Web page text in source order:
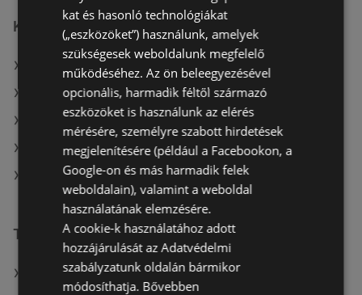
Kulcs patika üzletek itt:
Kulcs patika itt: Békéscsabai
Kulcs patika itt: Siklósi
Kulcs patika itt: Gyáli
Kulcs patika itt: Mátészalkai
Kulcs patika itt: Törökszentmiklósi
További linkek
A(z) Kulcs patika ajánlatai
kat és hasonló technológiákat
(„eszközöket”) használunk, amelyek
szükségesek weboldalunk megfelelő
működéséhez. Az ön beleegyezésével
opcionális, harmadik féltől származó
eszközöket is használunk az elérés
mérésére, személyre szabott hirdetések
megjelenítésére (például a Facebookon, a
Google-on és más harmadik felek
weboldalain), valamint a weboldal
használatának elemzésére.
A cookie-k használatához adott
hozzájárulását az Adatvédelmi
szabályzatunk oldalán bármikor
módosíthatja. Bővebben